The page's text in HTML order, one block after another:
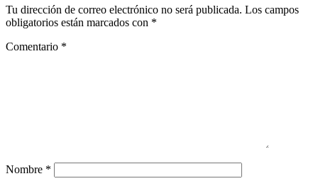
Tu dirección de correo electrónico no será publicada. Los campos
obligatorios están marcados con *
Comentario *
Nombre *